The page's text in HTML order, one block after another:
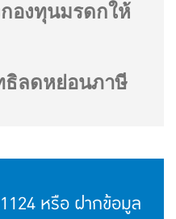
องทุนมรดกให้
ธิลดหย่อนภาษี
1124หรือ ฝากข้อมูล